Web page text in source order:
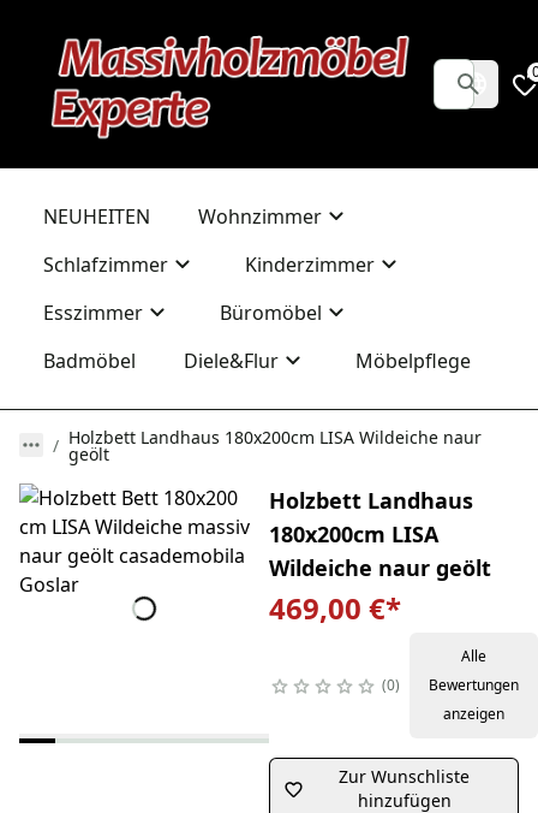
NEUHEITEN
Wohnzimmer
Schlafzimmer
Kinderzimmer
Esszimmer
Büromöbel
Badmöbel
Diele&Flur Möbelpflege
Holzbett Landhaus 180x200cm LISA Wildeiche naur
geölt
Holzbett Landhaus
180x200cm LISA
Wildeiche naur geölt
469,00 €*
0
Alle
Bewertungen
anzeigen
Zur Wunschliste
hinzufügen